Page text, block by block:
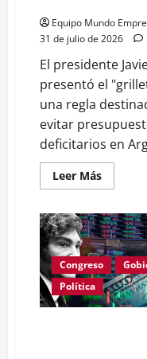
Equipo Mundo
31 de julio de 2026
El presidente
presentó el
una regla
evitar
deficitarios en
Leer MásLeer
más
Milei
propone
«grillete
fiscal»
para
el
gasto
público
Congreso
Política